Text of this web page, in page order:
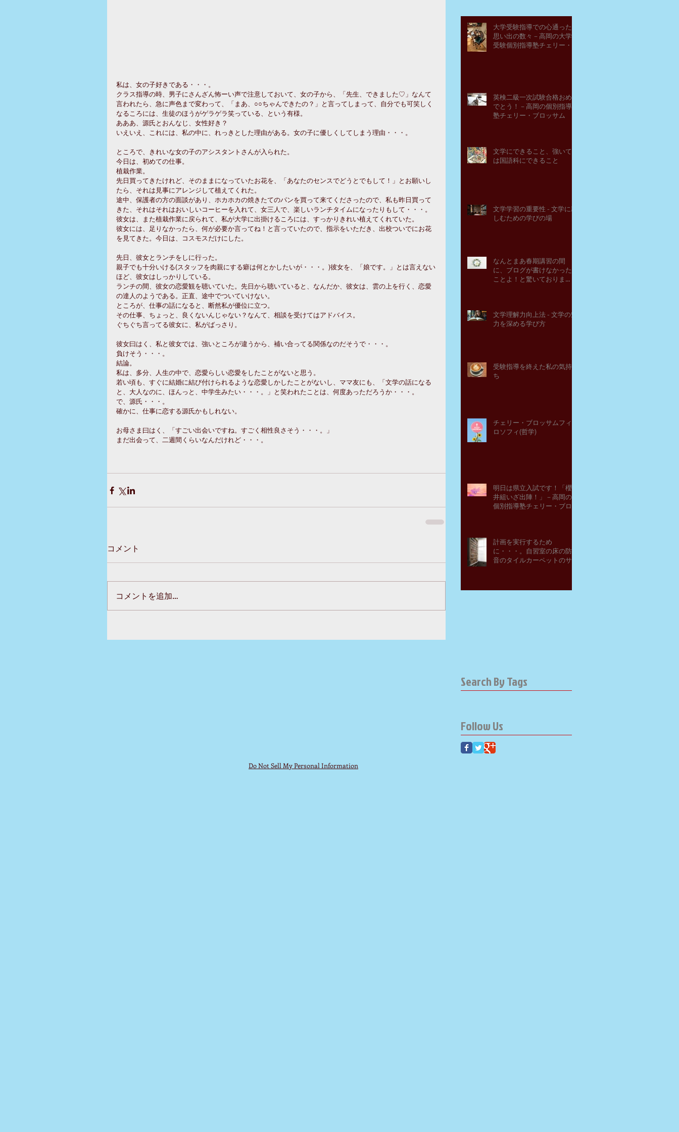
私は、女の子好きである・・・。
クラス指導の時、男子にさんざん怖ーい声で注意しておいて、女の子から、「先生、できました♡」なんて
言われたら、急に声色まで変わって、「まあ、○○ちゃんできたの？」と言ってしまって、自分でも可笑しく
なるころには、生徒のほうがゲラゲラ笑っている、という有様。
あああ、源氏とおんなじ、女性好き？
いえいえ、これには、私の中に、れっきとした理由がある。女の子に優しくしてしまう理由・・・。
ところで、きれいな女の子のアシスタントさんが入られた。
今日は、初めての仕事。
植栽作業。
先日買ってきたけれど、そのままになっていたお花を、「あなたのセンスでどうとでもして！」とお願いし
たら、それは見事にアレンジして植えてくれた。
途中、保護者の方の面談があり、ホカホカの焼きたてのパンを買って来てくださったので、私も昨日買って
きた、それはそれはおいしいコーヒーを入れて、女三人で、楽しいランチタイムになったりもして・・・。
彼女は、また植栽作業に戻られて、私が大学に出掛けるころには、すっかりきれい植えてくれていた。
彼女には、足りなかったら、何が必要か言ってね！と言っていたので、指示をいただき、出校ついでにお花
を見てきた。今日は、コスモスだけにした。
先日、彼女とランチをしに行った。
親子でも十分いける(スタッフを肉親にする癖は何とかしたいが・・・。)彼女を、「娘です。」とは言えない
ほど、彼女はしっかりしている。
ランチの間、彼女の恋愛観を聴いていた。先日から聴いていると、なんだか、彼女は、雲の上を行く、恋愛
の達人のようである。正直、途中でついていけない。
ところが、仕事の話になると、断然私が優位に立つ。
その仕事、ちょっと、良くないんじゃない？なんて、相談を受けてはアドバイス。
ぐちぐち言ってる彼女に、私がばっさり。
彼女曰はく、私と彼女では、強いところが違うから、補い合ってる関係なのだそうで・・・。
負けそう・・・。
結論。
私は、多分、人生の中で、恋愛らしい恋愛をしたことがないと思う。
若い頃も、すぐに結婚に結び付けられるような恋愛しかしたことがないし、ママ友にも、「文学の話になる
と、大人なのに、ほんっと、中学生みたい・・・。」と笑われたことは、何度あっただろうか・・・。
で、源氏・・・。
確かに、仕事に恋する源氏かもしれない。
お母さま曰はく、「すごい出会いですね。すごく相性良さそう・・・。」
まだ出会って、二週間くらいなんだけれど・・・。
コメント
コメントを追加…
大学受験指導での心通った
思い出の数々－高岡の大学
受験個別指導塾チェリー・
英検二級一次試験合格おめ
でとう！－高岡の個別指導
塾チェリー・ブロッサム
文学にできること、強いて
は国語科にできること
文学学習の重要性 - 文学に親
しむための学びの場
なんとまあ春期講習の間
に、ブログが書けなかった
ことよ！と驚いておりま
文学理解力向上法 - 文学の魅
力を深める学び方
受験指導を終えた私の気持
ち
チェリー・ブロッサムフィ
ロソフィ(哲学)
明日は県立入試です！「櫻
井組いざ出陣！」－高岡の
個別指導塾チェリー・ブロ
計画を実行するため
に・・・。自習室の床の防
音のタイルカーペットのサ
Search By Tags
Follow Us
Do Not Sell My Personal Information